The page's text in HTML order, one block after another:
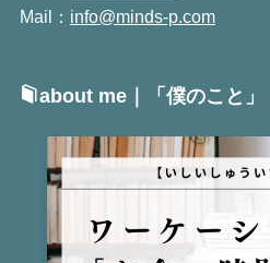
Mail： info@minds-p.com
about me｜「僕のこと」